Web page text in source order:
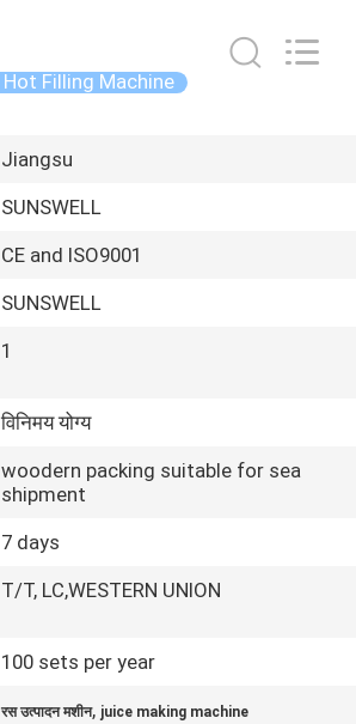
Hot Filling Machine
Jiangsu
SUNSWELL
CE and ISO9001
SUNSWELL
1
विनिमय योग्य
woodern packing suitable for sea
shipment
7 days
T/T, LC,WESTERN UNION
100 sets per year
रस उत्पादन मशीन, juice making machine